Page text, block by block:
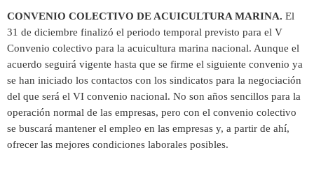
CONVENIO COLECTIVO DE ACUICULTURA MARINA. El
31 de diciembre finalizó el periodo temporal previsto para el V
Convenio colectivo para la acuicultura marina nacional. Aunque el
acuerdo seguirá vigente hasta que se firme el siguiente convenio ya
se han iniciado los contactos con los sindicatos para la negociación
del que será el VI convenio nacional. No son años sencillos para la
operación normal de las empresas, pero con el convenio colectivo
se buscará mantener el empleo en las empresas y, a partir de ahí,
ofrecer las mejores condiciones laborales posibles.